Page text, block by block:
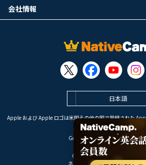
日本語
Apple および Apple ロゴは米国その他の国で登録された
Apple Inc. のサービスマークで
Google Play は Google LLC の商標
Copyright © 2026 オンライン
ネイティブキャンプ All Rights
会社情報